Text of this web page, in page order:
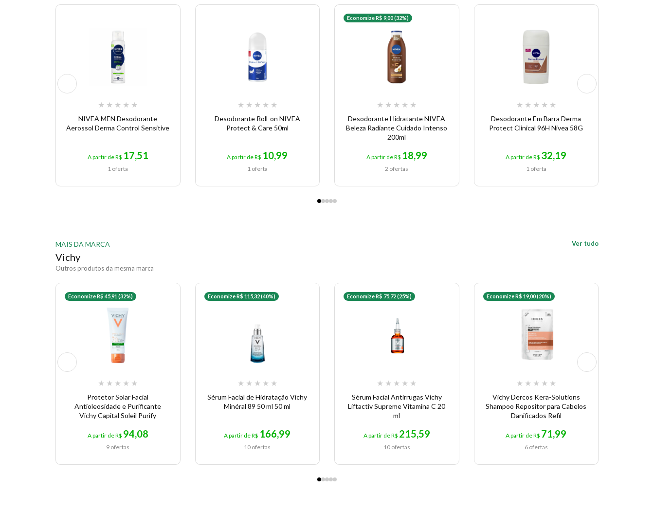
★ ★ ★ ★ ★
NIVEA MEN Desodorante
Aerossol Derma Control Sensitive
A partir de R$ 17,51
1 oferta
★ ★ ★ ★ ★
Desodorante Roll-on NIVEA
Protect & Care 50ml
A partir de R$ 10,99
1 oferta
Economize R$ 9,00 (32%)
★ ★ ★ ★ ★
Desodorante Hidratante NIVEA
Beleza Radiante Cuidado Intenso
200ml
A partir de R$ 18,99
2 ofertas
★ ★ ★ ★ ★
Desodorante Em Barra Derma
Protect Clinical 96H Nivea 58G
A partir de R$ 32,19
1 oferta
MAIS DA MARCA
Vichy
Outros produtos da mesma marca
Ver tudo
Economize R$ 45,91 (32%)
★ ★ ★ ★ ★
Protetor Solar Facial
Antioleosidade e Purificante
Vichy Capital Soleil Purify
A partir de R$ 94,08
9 ofertas
Economize R$ 115,32 (40%)
★ ★ ★ ★ ★
Sérum Facial de Hidratação Vichy
Minéral 89 50 ml 50 ml
A partir de R$ 166,99
10 ofertas
Economize R$ 75,72 (25%)
★ ★ ★ ★ ★
Sérum Facial Antirrugas Vichy
Liftactiv Supreme Vitamina C 20
ml
A partir de R$ 215,59
10 ofertas
Economize R$ 19,00 (20%)
★ ★ ★ ★ ★
Vichy Dercos Kera-Solutions
Shampoo Repositor para Cabelos
Danificados Refil
A partir de R$ 71,99
6 ofertas